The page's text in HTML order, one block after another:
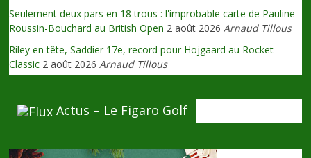
Seulement deux pars en 18 trous : l'improbable carte de Pauline
Roussin-Bouchard au British Open 2 août 2026 Arnaud Tillous
Riley en tête, Saddier 17e, record pour Hojgaard au Rocket
Classic 2 août 2026 Arnaud Tillous
Actus – Le Figaro Golf